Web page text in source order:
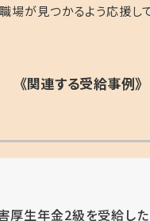
場が見つかるよう応援し
《関連する受給事例》
厚生年金2級を受給し